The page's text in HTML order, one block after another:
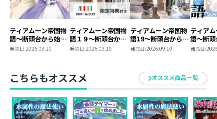
ティアムーン帝国物
語～断頭台から始ま
る、姫の転生逆転ス
発売日:2026.09.10
ティアムーン帝国物
語１９～断頭台から
始まる、姫の転生逆
き】
発売日:2026.09.10
ティアムーン帝国物
語19～断頭台から始
まる、姫の転生逆転
発売日:2026.09.10
ティア
語～断
る、姫
発売日:
こちらもオススメ オススメ商品一覧